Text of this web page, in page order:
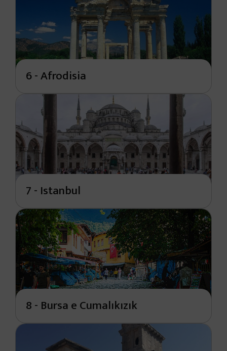
6 - Afrodisia
7 - Istanbul
8 - Bursa e Cumalıkızık